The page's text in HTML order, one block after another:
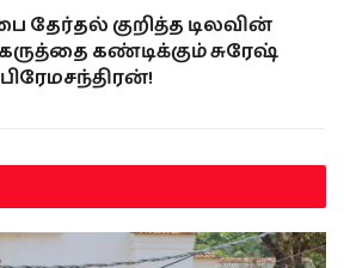
தேர்தல் குறித்த டிலவின்
கண்டிக்கும் சுரேஷ்
பிரேமசந்திரன்!